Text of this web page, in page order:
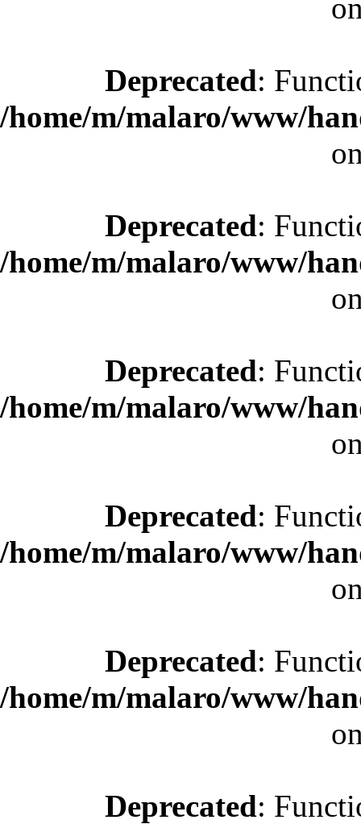
Deprecated:
/home/m/malaro/www/
Deprecated:
/home/m/malaro/www/
Deprecated:
/home/m/malaro/www/
Deprecated:
/home/m/malaro/www/
Deprecated:
/home/m/malaro/www/
Deprecated: